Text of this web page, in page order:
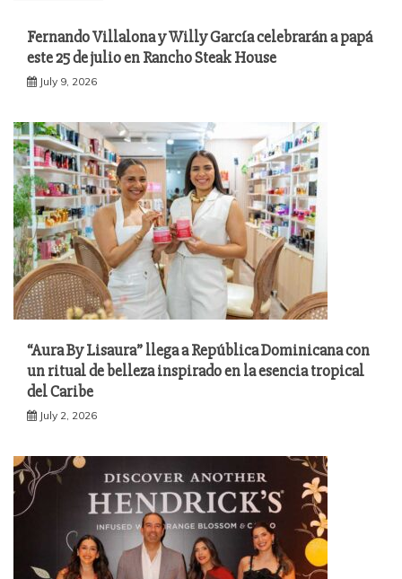
Fernando Villalona y Willy García celebrarán a papá
este 25 de julio en Rancho Steak House
July 9, 2026
“Aura By Lisaura” llega a República Dominicana con
un ritual de belleza inspirado en la esencia tropical
del Caribe
July 2, 2026